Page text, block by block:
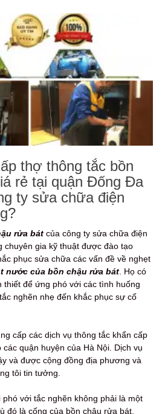
thợ thông tắc bồn
rẻ tại quận Đống Đa
ty sửa chữa điện
rửa bát của công ty sửa chữa điện
chuyên gia kỹ thuật được đào tạo
phục sửa chữa các vấn đề về nghẹt
nước của bồn chậu rửa bát . Họ có
thiết để ứng phó với các tình huống
nghẽn nhẹ đến khắc phục sự cố
cấp các dịch vụ thông tắc khẩn cấp
quận huyện của Hà Nội. Dịch vụ
và được cộng đồng địa phương và
tôi tin tưởng.
với tắc nghẽn không phải là một
đó là cống của bồn chậu rửa bát,